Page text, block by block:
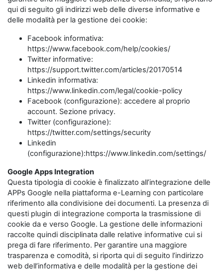
qui di seguito gli indirizzi web delle diverse informative e
delle modalità per la gestione dei cookie:
Facebook informativa:
https://www.facebook.com/help/cookies/
Twitter informative:
https://support.twitter.com/articles/20170514
Linkedin informativa:
https://www.linkedin.com/legal/cookie-policy
Facebook (configurazione): accedere al proprio
account. Sezione privacy.
Twitter (configurazione):
https://twitter.com/settings/security
Linkedin
(configurazione):https://www.linkedin.com/settings/
Google Apps Integration
Questa tipologia di cookie è finalizzato all’integrazione delle
APPs Google nella piattaforma e-Learning con particolare
riferimento alla condivisione dei documenti. La presenza di
questi plugin di integrazione comporta la trasmissione di
cookie da e verso Google. La gestione delle informazioni
raccolte quindi disciplinata dalle relative informative cui si
prega di fare riferimento. Per garantire una maggiore
trasparenza e comodità, si riporta qui di seguito l’indirizzo
web dell’informativa e delle modalità per la gestione dei